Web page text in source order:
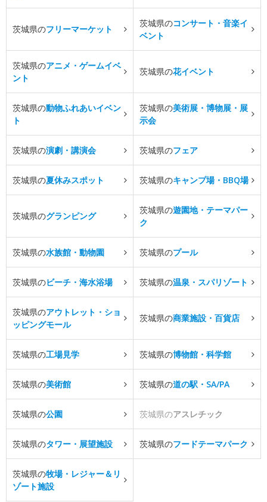
茨城県のフリーマーケット
茨城県のコンサート・音楽イ
ベント
茨城県のアニメ・ゲームイベ
ント
茨城県の花イベント
茨城県の動物ふれあいイベン
ト
茨城県の美術展・博物展・展
示会
茨城県の演劇・講演会 茨城県のフェア
茨城県の夏休みスポット 茨城県のキャンプ場・BBQ場
茨城県のグランピング
茨城県の遊園地・テーマパー
ク
茨城県の水族館・動物園 茨城県のプール
茨城県のビーチ・海水浴場 茨城県の温泉・スパリゾート
茨城県のアウトレット・ショ
ッピングモール
茨城県の商業施設・百貨店
茨城県の工場見学 茨城県の博物館・科学館
茨城県の美術館 茨城県の道の駅・SA/PA
茨城県の公園 茨城県のアスレチック
茨城県のタワー・展望施設 茨城県のフードテーマパーク
茨城県の牧場・レジャー＆リ
ゾート施設